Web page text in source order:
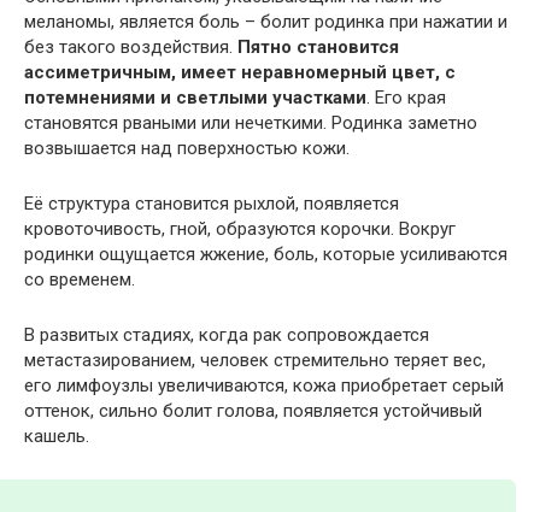
меланомы, является боль – болит родинка при нажатии и
без такого воздействия. Пятно становится
ассиметричным, имеет неравномерный цвет, с
потемнениями и светлыми участками. Его края
становятся рваными или нечеткими. Родинка заметно
возвышается над поверхностью кожи.
Её структура становится рыхлой, появляется
кровоточивость, гной, образуются корочки. Вокруг
родинки ощущается жжение, боль, которые усиливаются
со временем.
В развитых стадиях, когда рак сопровождается
метастазированием, человек стремительно теряет вес,
его лимфоузлы увеличиваются, кожа приобретает серый
оттенок, сильно болит голова, появляется устойчивый
кашель.